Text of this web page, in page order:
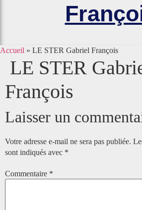
Accueil » LE STER Gabriel François
LE STER
François
Laisser un
Votre adresse e-mail ne sera pas publiée.
sont indiqués avec *
Commentaire *